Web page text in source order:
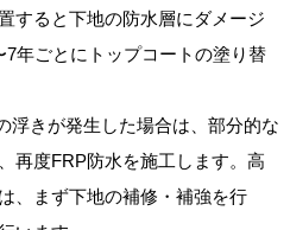
すると下地の防水層にダメージ
年ごとにトップコートの塗り替
浮きが発生した場合は、部分的な
再度FRP防水を施工します。高
、まず下地の補修・補強を行